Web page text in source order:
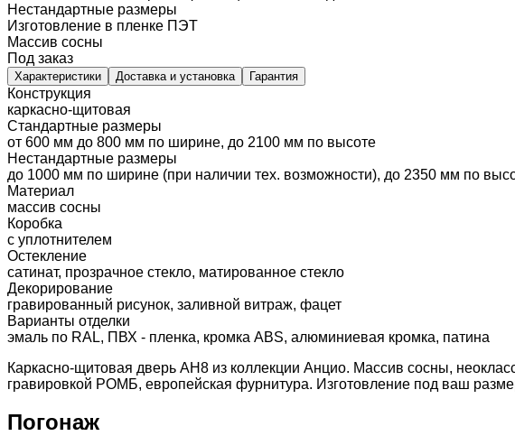
Нестандартные размеры
Изготовление в пленке ПЭТ
Массив сосны
Под заказ
Характеристики Доставка и установка Гарантия
Конструкция
каркасно-щитовая
Стандартные размеры
от 600 мм до 800 мм по ширине, до 2100 мм по высоте
Нестандартные размеры
до 1000 мм по ширине (при наличии тех. возможности), до 2350 мм по
Материал
массив сосны
Коробка
с уплотнителем
Остекление
сатинат, прозрачное стекло, матированное стекло
Декорирование
гравированный рисунок, заливной витраж, фацет
Варианты отделки
эмаль по RAL, ПВХ - пленка, кромка ABS, алюминиевая кромка, патина
Каркасно-щитовая дверь АН8 из коллекции Анцио. Массив сосны,
гравировкой РОМБ, европейская фурнитура. Изготовление под ваш
Погонаж